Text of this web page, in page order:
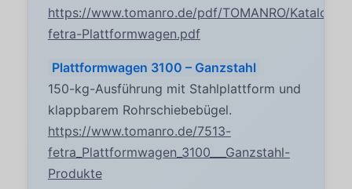
https://www.tomanro.de/pdf/TOMANRO/
fetra-Plattformwagen.pdf
Plattformwagen 3100 – Ganzstahl
150-kg-Ausführung mit Stahlplattform und
klappbarem Rohrschiebebügel.
https://www.tomanro.de/7513-
fetra_Plattformwagen_3100___Ganzstahl-
Produkte